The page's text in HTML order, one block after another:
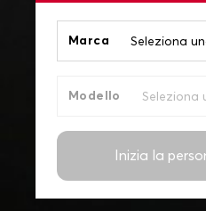
Marca
Modello
Inizia la